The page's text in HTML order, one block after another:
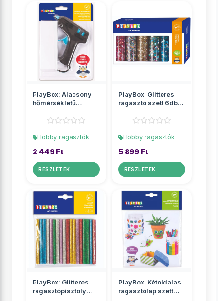
PlayBox: Alacsony
hőmérsékletű
Hobby ragasztók
2 449 Ft
RÉSZLETEK
PlayBox: Glitteres
ragasztó szett 6db-
Hobby ragasztók
5 899 Ft
RÉSZLETEK
PlayBox: Glitteres
ragasztópisztoly
PlayBox: Kétoldalas
ragasztólap szett